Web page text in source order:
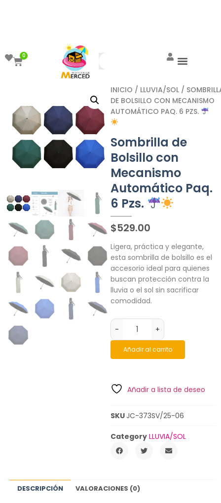
0
INICIO / LLUVIA/SOL /
DE BOLSILLO CON MECANISMO
AUTOMÁTICO PAQ. 6 PZS.
Sombrilla de
Bolsillo con
Mecanismo
Automático Paq.
6 Pzs.
$529.00
Ligera, práctica y elegante,
esta sombrilla de bolsillo es el
accesorio ideal para quienes
buscan protección contra la
lluvia o el sol sin sacrificar
comodidad.
- +
Añadir al carrito
Añadir a lista de deseo
SKUJC-373SV/25-06
Category LLUVIA/SOL
DESCRIPCIÓN VALORACIONES (0)